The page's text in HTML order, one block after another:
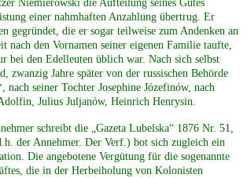
Niemierowski die Aufteilung seines Gutes
einer nahmhaften Anzahlung übertrug. Er
gegründet, die er sogar teilweise zum Andenken an
nach den Vornamen seiner eigenen Familie taufte,
bei den Edelleuten üblich war. Nach sich selbst
zwanzig Jahre später von der russischen Behörde
nach seiner Tochter Josephine Józefinów, nach
Julius Juljanów, Heinrich Henrysin.
schreibt die „Gazeta Lubelska“ 1876 Nr. 51,
der Annehmer. Der Verf.) bot sich zugleich ein
Die angebotene Vergütung für die sogenannte
die in der Herbeiholung von Kolonisten